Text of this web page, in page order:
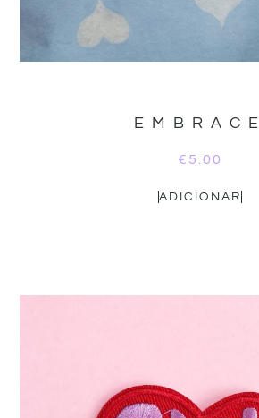
EMBRACE
€ 5.00
ADICIONAR